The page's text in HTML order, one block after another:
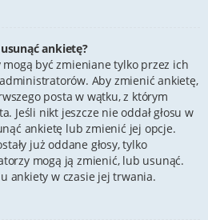
ankietę?
być zmieniane tylko przez ich
Aby zmienić ankietę,
posta w wątku, z którym
Jeśli nikt jeszcze nie oddał głosu w
ankietę lub zmienić jej opcje.
już oddane głosy, tylko
mogą ją zmienić, lub usunąć.
ankiety w czasie jej trwania.